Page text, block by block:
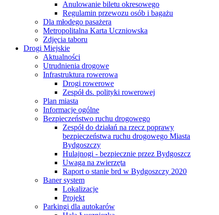
Anulowanie biletu okresowego
Regulamin przewozu osób i bagażu
Dla młodego pasażera
Metropolitalna Karta Uczniowska
Zdjęcia taboru
Drogi Miejskie
Aktualności
Utrudnienia drogowe
Infrastruktura rowerowa
Drogi rowerowe
Zespół ds. polityki rowerowej
Plan miasta
Informacje ogólne
Bezpieczeństwo ruchu drogowego
Zespół do działań na rzecz poprawy
bezpieczeństwa ruchu drogowego Miasta
Bydgoszczy
Hulajnogi - bezpiecznie przez Bydgoszcz
Uwaga na zwierzęta
Raport o stanie brd w Bydgoszczy 2020
Baner system
Lokalizacje
Projekt
Parkingi dla autokarów